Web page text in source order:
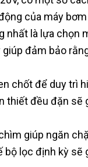
của máy
nhất là lựa chọn
đảm bảo
chốt để duy trì
thiết đều đặn sẽ
giúp ngăn
bộ lọc định kỳ